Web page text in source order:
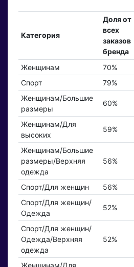
Категория
Доля от
всех
заказов
бренда
Женщинам 70%
Спорт
79%
Женщинам/Большие
размеры
60%
Женщинам/Для
высоких
59%
Женщинам/Большие
размеры/Верхняя
одежда
56%
Спорт/Для женщин 56%
Спорт/Для женщин/
Одежда
52%
Спорт/Для женщин/
Одежда/Верхняя
одежда
52%